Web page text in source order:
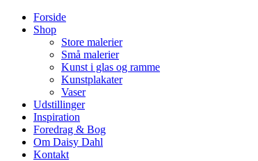
Forside
Shop
Store malerier
Små malerier
Kunst i glas og ramme
Kunstplakater
Vaser
Udstillinger
Inspiration
Foredrag & Bog
Om Daisy Dahl
Kontakt